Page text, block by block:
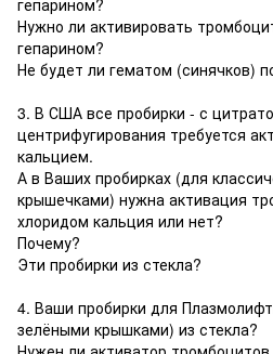
гепарином?
Нужно ли активировать
гепарином?
Не будет ли гематом (синячков)
3. В США все пробирки - с
центрифугирования требуется
кальцием.
А в Ваших пробирках (для
крышечками) нужна активация
хлоридом кальция или нет?
Почему?
Эти пробирки из стекла?
4. Ваши пробирки для
зелёными крышками) из стекла?